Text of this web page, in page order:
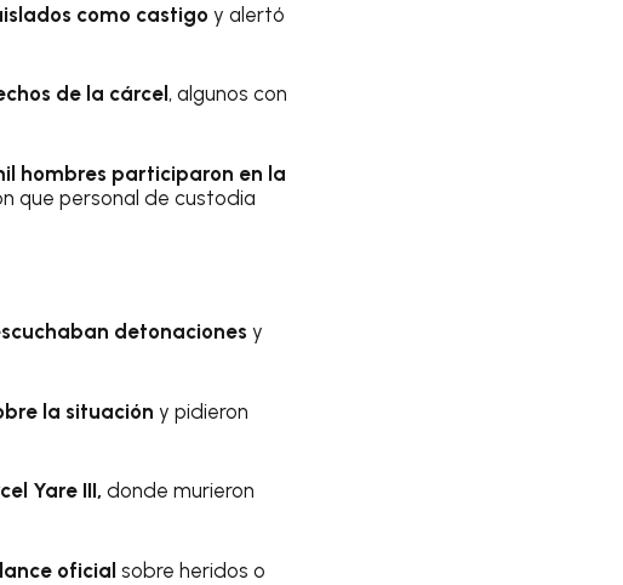
como castigo y alertó
de la cárcel , algunos con
hombres participaron en la
que personal de custodia
detonaciones y
la situación y pidieron
Yare III, donde murieron
oficial sobre heridos o